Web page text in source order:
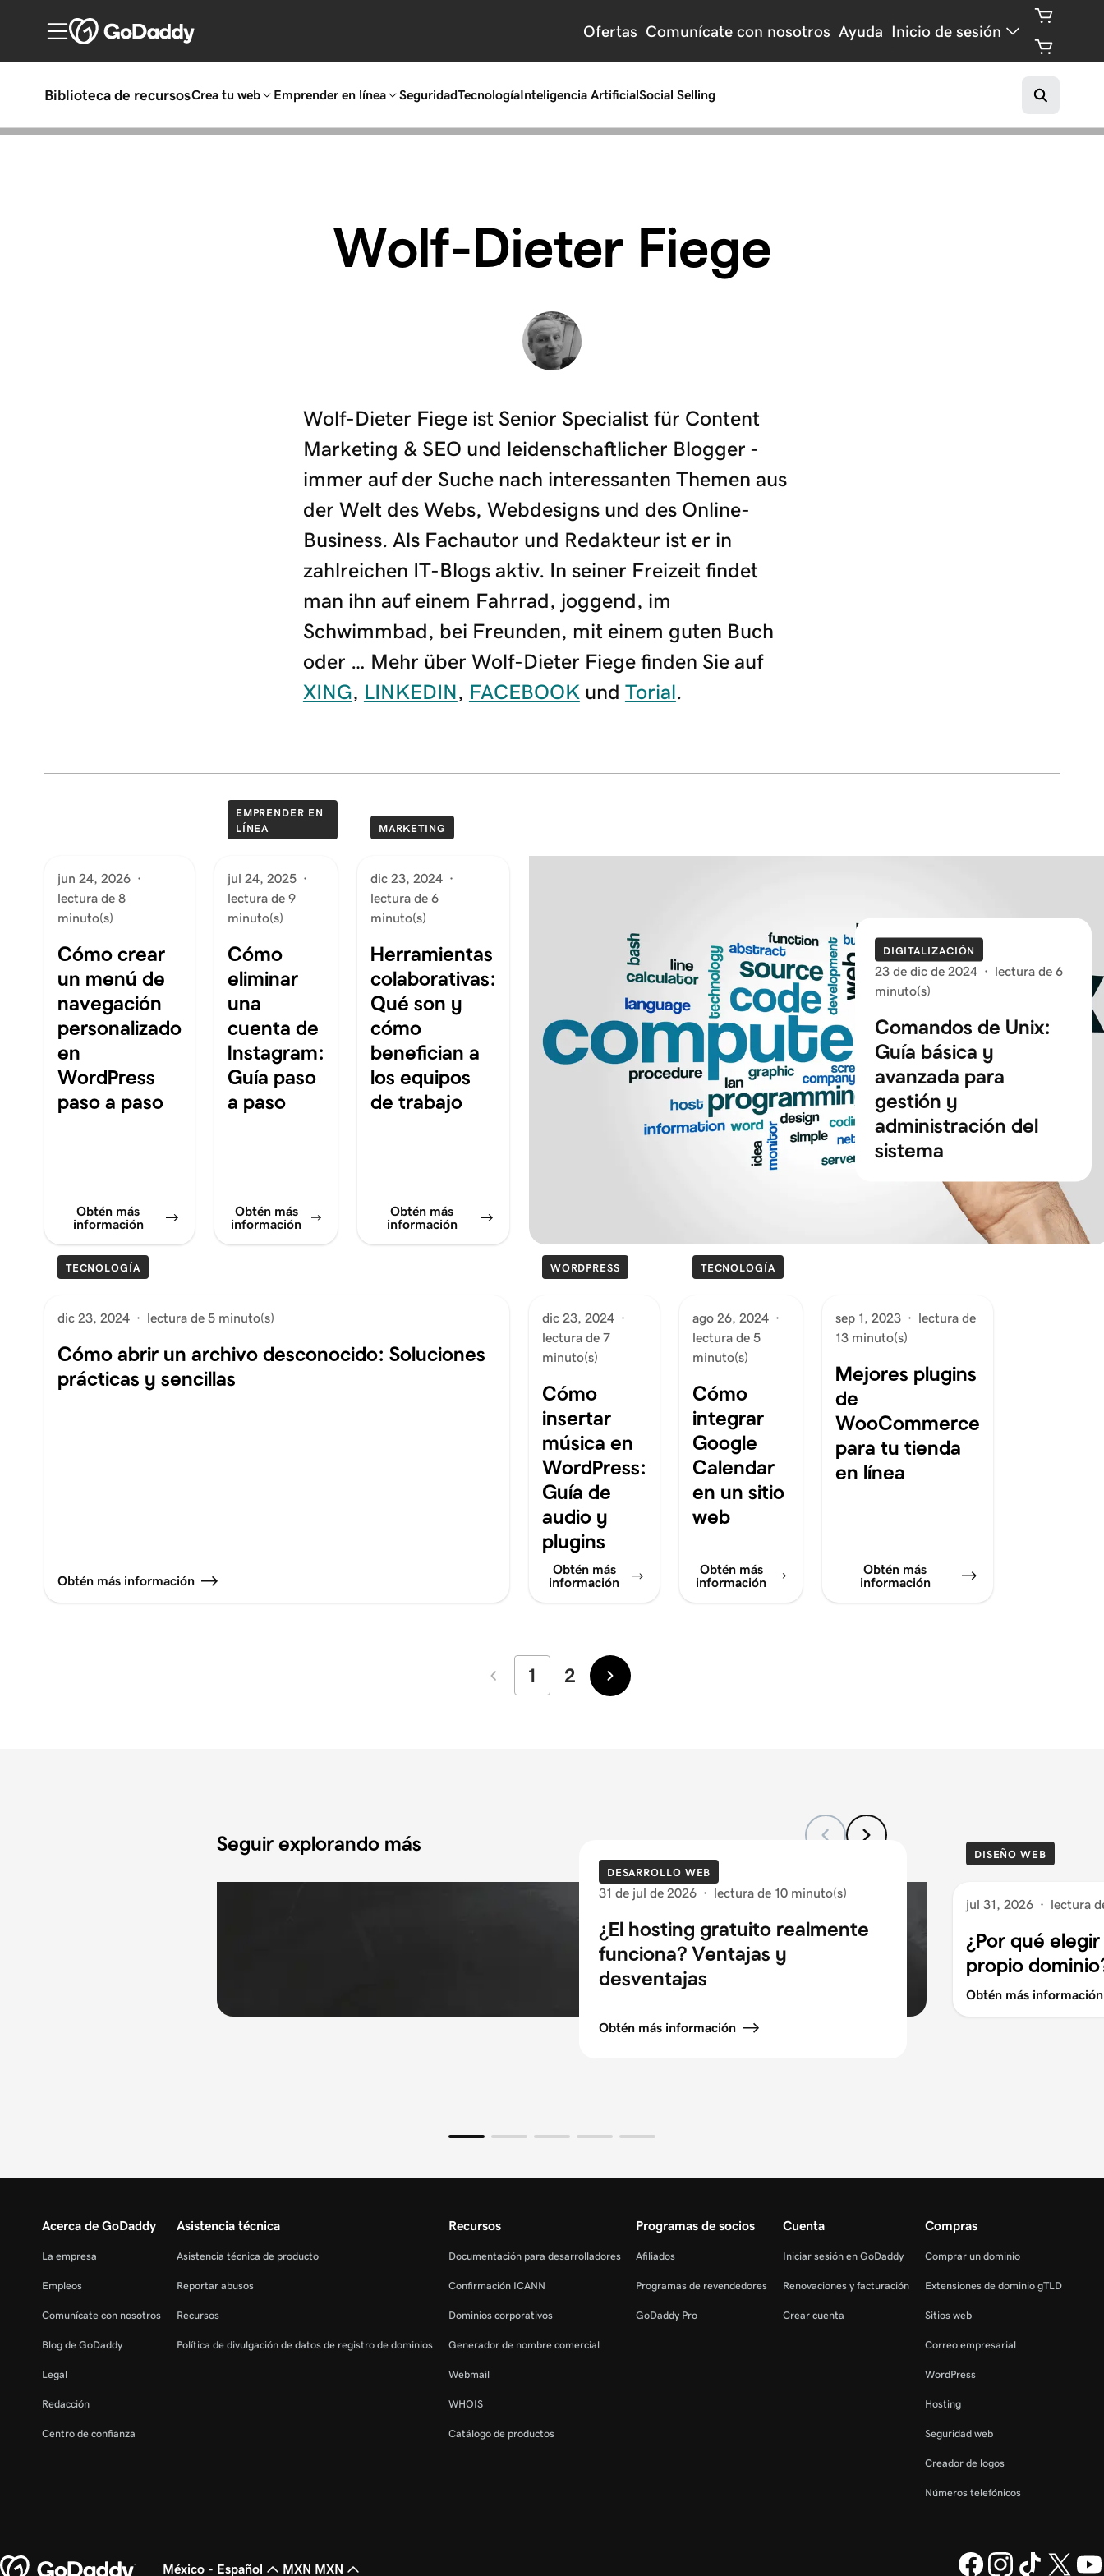
Ofertas Comunícate con nosotros Ayuda Inicio de sesión
Biblioteca de recursosCrea tu web Emprender en línea SeguridadTecnologíaInteligencia ArtificialSocial Selling
Wolf-Dieter Fiege
Wolf-Dieter Fiege ist Senior Specialist für Content
Marketing & SEO und leidenschaftlicher Blogger -
immer auf der Suche nach interessanten Themen aus
der Welt des Webs, Webdesigns und des Online-
Business. Als Fachautor und Redakteur ist er in
zahlreichen IT-Blogs aktiv. In seiner Freizeit findet
man ihn auf einem Fahrrad, joggend, im
Schwimmbad, bei Freunden, mit einem guten Buch
oder … Mehr über Wolf-Dieter Fiege finden Sie auf
XING, LINKEDIN, FACEBOOK und Torial.
jun 24, 2026 ·
lectura de 8
minuto(s)
Cómo crear
un menú de
navegación
personalizado
en
WordPress
paso a paso
Obtén más
información
EMPRENDER EN
LÍNEA
jul 24, 2025 ·
lectura de 9
minuto(s)
Cómo
eliminar
una
cuenta de
Instagram:
Guía paso
a paso
Obtén más
información
MARKETING
dic 23, 2024 ·
lectura de 6
minuto(s)
Herramientas
colaborativas:
Qué son y
cómo
benefician a
los equipos
de trabajo
Obtén más
información
DIGITALIZACIÓN
23 de dic de 2024 · lectura de 6
minuto(s)
Comandos de Unix:
Guía básica y
avanzada para
gestión y
administración del
sistema
TECNOLOGÍA
dic 23, 2024 · lectura de 5 minuto(s)
Cómo abrir un archivo desconocido: Soluciones
prácticas y sencillas
Obtén más información
WORDPRESS
dic 23, 2024 ·
lectura de 7
minuto(s)
Cómo
insertar
música en
WordPress:
Guía de
audio y
plugins
Obtén más
información
TECNOLOGÍA
ago 26, 2024 ·
lectura de 5
minuto(s)
Cómo
integrar
Google
Calendar
en un sitio
web
Obtén más
información
sep 1, 2023 · lectura de
13 minuto(s)
Mejores plugins
de
WooCommerce
para tu tienda
en línea
Obtén más
información
Más
1 2
Más
Seguir explorando más
DESARROLLO WEB
31 de jul de 2026 · lectura de 10 minuto(s)
¿El hosting gratuito realmente
funciona? Ventajas y
desventajas
Obtén más información
DISEÑO WEB
jul 31, 2026 · lectura
¿Por qué
propio
Obtén más información
Acerca de GoDaddy
La empresa
Empleos
Comunícate con nosotros
Blog de GoDaddy
Legal
Redacción
Centro de confianza
Asistencia técnica
Asistencia técnica de producto
Reportar abusos
Recursos
Política de divulgación de datos de registro de dominios
Recursos
Documentación para desarrolladores
Confirmación ICANN
Dominios corporativos
Generador de nombre comercial
Webmail
WHOIS
Catálogo de productos
Programas de socios
Afiliados
Programas de revendedores
GoDaddy Pro
Cuenta
Iniciar sesión en GoDaddy
Renovaciones y facturación
Crear cuenta
Compras
Comprar un dominio
Extensiones de dominio gTLD
Sitios web
Correo empresarial
WordPress
Hosting
Seguridad web
Creador de logos
Números telefónicos
México - Español MXN MXN